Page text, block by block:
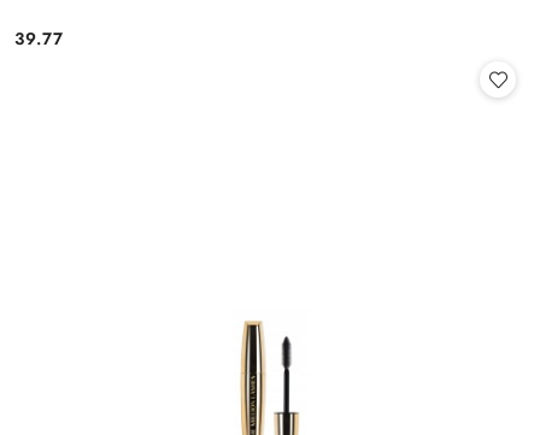
Cena:
39.77